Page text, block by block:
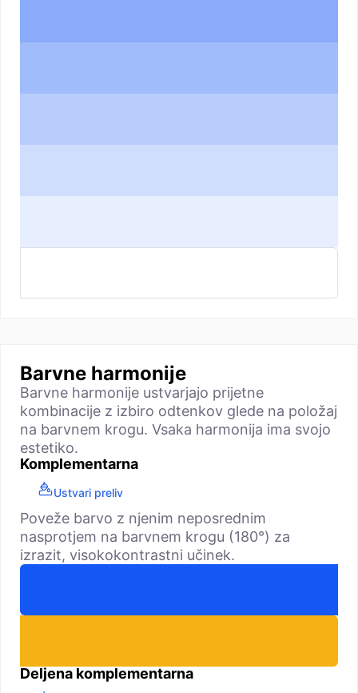
Barvne harmonije
Barvne harmonije ustvarjajo prijetne
kombinacije z izbiro odtenkov glede na položaj
na barvnem krogu. Vsaka harmonija ima svojo
estetiko.
Komplementarna
Ustvari preliv
Poveže barvo z njenim neposrednim
nasprotjem na barvnem krogu (180°) za
izrazit, visokokontrastni učinek.
Deljena komplementarna